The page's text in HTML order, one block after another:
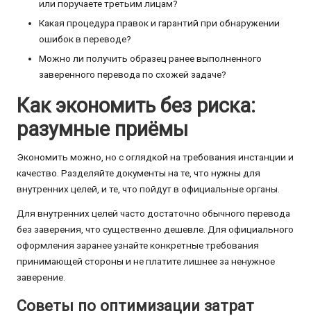
или поручаете третьим лицам?
Какая процедура правок и гарантий при обнаружении
ошибок в переводе?
Можно ли получить образец ранее выполненного
заверенного перевода по схожей задаче?
Как экономить без риска:
разумные приёмы
Экономить можно, но с оглядкой на требования инстанции и
качество. Разделяйте документы на те, что нужны для
внутренних целей, и те, что пойдут в официальные органы.
Для внутренних целей часто достаточно обычного перевода
без заверения, что существенно дешевле. Для официального
оформления заранее узнайте конкретные требования
принимающей стороны и не платите лишнее за ненужное
заверение.
Советы по оптимизации затрат